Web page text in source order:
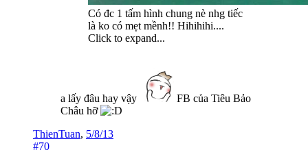
Có đc 1 tấm hình chung nè nhg tiếc
là ko có mẹt mềnh!! Hihihihi....
Click to expand...
a lấy đâu hay vậy
FB của Tiêu Bảo
Châu hỡ
ThienTuan, 5/8/13
#70